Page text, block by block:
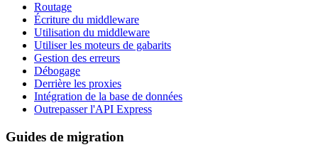
Routage
Écriture du middleware
Utilisation du middleware
Utiliser les moteurs de gabarits
Gestion des erreurs
Débogage
Derrière les proxies
Intégration de la base de données
Outrepasser l'API Express
Guides de migration